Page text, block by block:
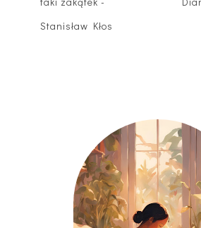
Stanisław Kłos